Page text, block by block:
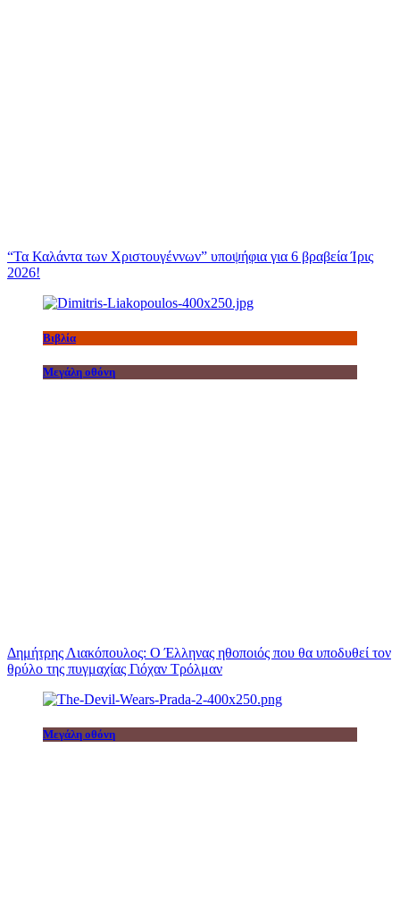
“Τα Καλάντα των Χριστουγέννων” υποψήφια για 6 βραβεία Ίρις
2026!
Βιβλία
Μεγάλη οθόνη
Δημήτρης Λιακόπουλος: Ο Έλληνας ηθοποιός που θα υποδυθεί τον
θρύλο της πυγμαχίας Γιόχαν Τρόλμαν
Μεγάλη οθόνη